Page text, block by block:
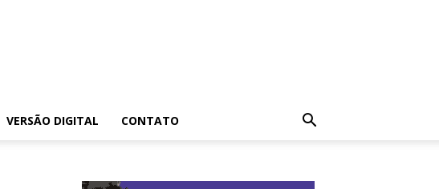
VERSÃO DIGITAL CONTATO